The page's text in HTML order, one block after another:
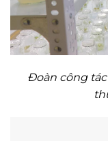
Đoàn công